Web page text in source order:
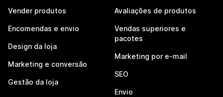
Vender produtos
Encomendas e envio
Design da loja
Marketing e conversão
Gestão da loja
Avaliações de produtos
Vendas superiores e
pacotes
Marketing por e-mail
SEO
Envio